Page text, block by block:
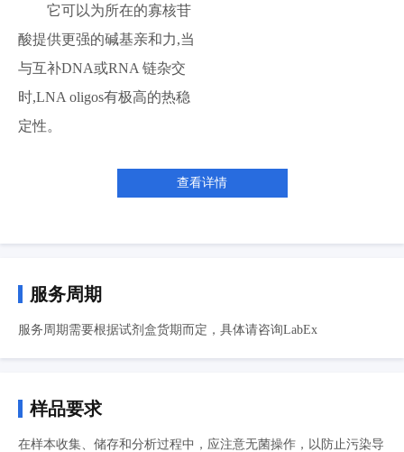
它可以为所在的寡核苷
酸提供更强的碱基亲和力,当
与互补DNA或RNA 链杂交
时,LNA oligos有极高的热稳
定性。
查看详情
服务周期
服务周期需要根据试剂盒货期而定，具体请咨询LabEx
样品要求
在样本收集、储存和分析过程中，应注意无菌操作，以防止污染导